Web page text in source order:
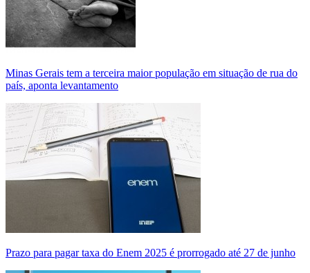
Minas Gerais tem a terceira maior população em situação de rua do
país, aponta levantamento
Prazo para pagar taxa do Enem 2025 é prorrogado até 27 de junho